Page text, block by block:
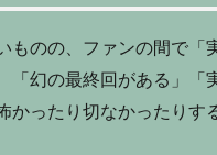
ものの、ファンの間で「
幻の最終回がある」「
かったり切なかったりす